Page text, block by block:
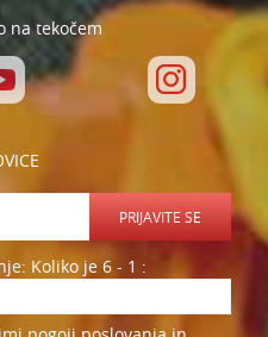
na tekočem
PRIJAVITE SE
Koliko je 6 - 1 :